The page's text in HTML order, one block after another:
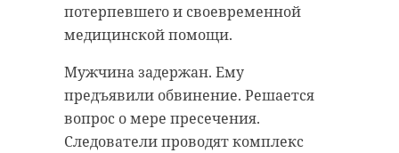
потерпевшего и своевременной
медицинской помощи.
Мужчина задержан. Ему
предъявили обвинение. Решается
вопрос о мере пресечения.
Следователи проводят комплекс